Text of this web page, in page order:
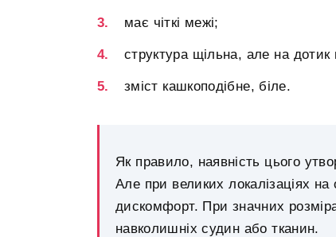
має чіткі межі;
структура щільна, але на дотик
зміст кашкоподібне, біле.
Як правило, наявність цього
Але при великих локалізаціях
дискомфорт. При значних
навколишніх судин або тканин.